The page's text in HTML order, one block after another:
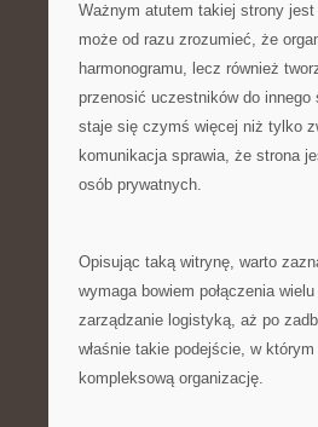
Ważnym atutem takiej strony
może od razu zrozumieć, że
harmonogramu, lecz również
przenosić uczestników do
staje się czymś więcej niż tylko
komunikacja sprawia, że strona
osób prywatnych.
Opisując taką witrynę, warto
wymaga bowiem połączenia
zarządzanie logistyką, aż po
właśnie takie podejście, w
kompleksową organizację.